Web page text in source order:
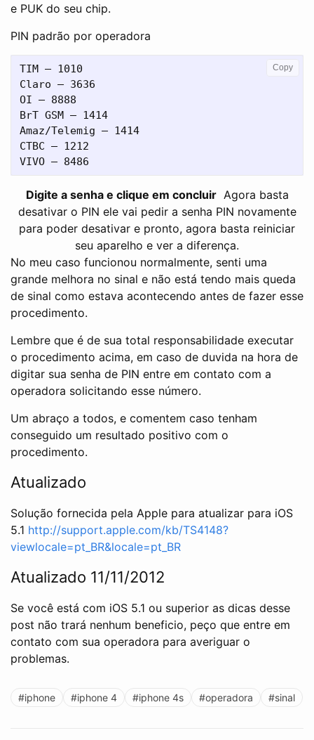
e PUK do seu chip.
PIN padrão por operadora
TIM – 1010
Claro – 3636
OI – 8888
BrT GSM – 1414
Amaz/Telemig – 1414
CTBC – 1212
Copy
Digite a senha e clique em concluir Agora basta
desativar o PIN ele vai pedir a senha PIN novamente
para poder desativar e pronto, agora basta reiniciar
seu aparelho e ver a diferença.
No meu caso funcionou normalmente, senti uma
grande melhora no sinal e não está tendo mais queda
de sinal como estava acontecendo antes de fazer esse
procedimento.
Lembre que é de sua total responsabilidade executar
o procedimento acima, em caso de duvida na hora de
digitar sua senha de PIN entre em contato com a
operadora solicitando esse número.
Um abraço a todos, e comentem caso tenham
conseguido um resultado positivo com o
procedimento.
Atualizado
Solução fornecida pela Apple para atualizar para iOS
5.1 http://support.apple.com/kb/TS4148?
viewlocale=pt_BR&locale=pt_BR
Atualizado 11/11/2012
Se você está com iOS 5.1 ou superior as dicas desse
post não trará nenhum beneficio, peço que entre em
contato com sua operadora para averiguar o
problemas.
#iphone #iphone 4 #iphone 4s #operadora #sinal